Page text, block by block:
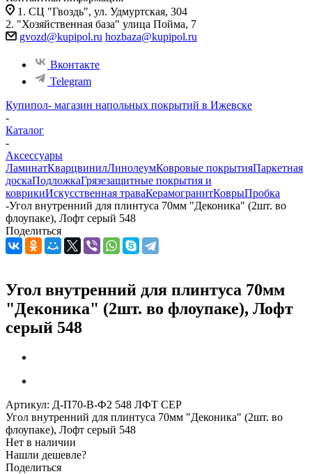
1. СЦ "Гвоздь", ул. Удмуртская, 304
2. "Хозяйственная база" улица Пойма, 7
gvozd@kupipol.ru hozbaza@kupipol.ru
Вконтакте
Telegram
Купипол- магазин напольных покрытий в Ижевске
-
Каталог
-
Аксессуары
ЛаминатКварцвинилЛинолеумКовровые покрытияПаркетная
доскаПодложкаГрязезащитные покрытия и
коврикиИскусственная траваКерамогранитКоврыПробка
-Угол внутренний для плинтуса 70мм "Деконика" (2шт. во
флоупаке), Лофт серый 548
Поделиться
Угол внутренний для плинтуса 70мм
"Деконика" (2шт. во флоупаке), Лофт
серый 548
Артикул: Д-П70-В-Ф2 548 ЛФТ СЕР
Угол внутренний для плинтуса 70мм "Деконика" (2шт. во
флоупаке), Лофт серый 548
Нет в наличии
Нашли дешевле?
Поделиться